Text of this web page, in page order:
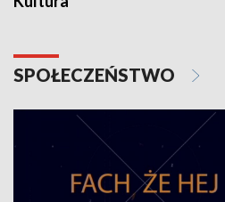
SPOŁECZEŃSTWO